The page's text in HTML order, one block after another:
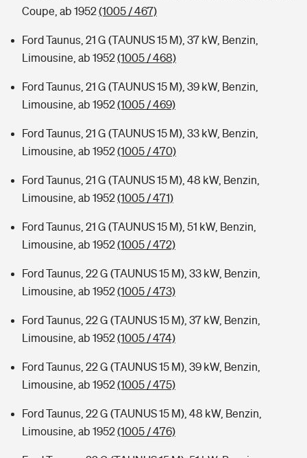
Coupe, ab 1952(1005 / 467)
Ford Taunus, 21 G (TAUNUS 15 M), 37 kW, Benzin,
Limousine, ab 1952(1005 / 468)
Ford Taunus, 21 G (TAUNUS 15 M), 39 kW, Benzin,
Limousine, ab 1952(1005 / 469)
Ford Taunus, 21 G (TAUNUS 15 M), 33 kW, Benzin,
Limousine, ab 1952(1005 / 470)
Ford Taunus, 21 G (TAUNUS 15 M), 48 kW, Benzin,
Limousine, ab 1952(1005 / 471)
Ford Taunus, 21 G (TAUNUS 15 M), 51 kW, Benzin,
Limousine, ab 1952(1005 / 472)
Ford Taunus, 22 G (TAUNUS 15 M), 33 kW, Benzin,
Limousine, ab 1952(1005 / 473)
Ford Taunus, 22 G (TAUNUS 15 M), 37 kW, Benzin,
Limousine, ab 1952(1005 / 474)
Ford Taunus, 22 G (TAUNUS 15 M), 39 kW, Benzin,
Limousine, ab 1952(1005 / 475)
Ford Taunus, 22 G (TAUNUS 15 M), 48 kW, Benzin,
Limousine, ab 1952(1005 / 476)